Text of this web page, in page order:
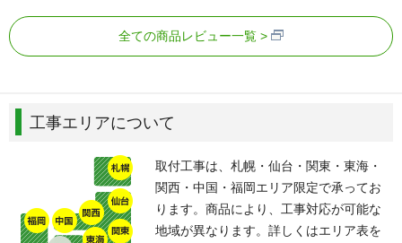
全ての商品レビュー一覧
工事エリアについて
取付工事は、札幌・仙台・関東・東海・
関西・中国・福岡エリア限定で承ってお
ります。商品により、工事対応が可能な
地域が異なります。詳しくはエリア表を